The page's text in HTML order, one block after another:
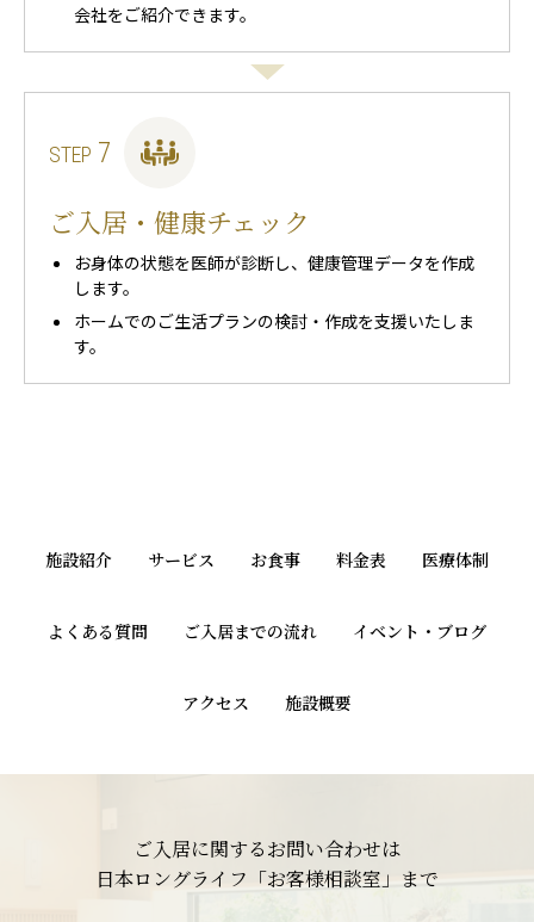
会社をご紹介できます。
STEP 7
ご入居・健康チェック
お身体の状態を医師が診断し、健康管理データを作成
します。
ホームでのご生活プランの検討・作成を支援いたしま
す。
施設紹介 サービス お食事 料金表 医療体制
よくある質問 ご入居までの流れ イベント・ブログ
アクセス 施設概要
ご入居に関するお問い合わせは
日本ロングライフ「お客様相談室」まで